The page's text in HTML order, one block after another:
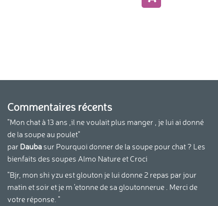
Commentaires récents
"Mon chat à 13 ans ,il ne voulait plus manger , je lui ai donné
de la soupe au poulet"
par Dauba sur Pourquoi donner de la soupe pour chat ? Les
bienfaits des soupes Almo Nature et Croci
"Bjr, mon shi yzu est glouton je lui donne 2 repas par jour
matin et soir et je m 'etonne de sa gloutonnerue . Merci de
votre réponse. "